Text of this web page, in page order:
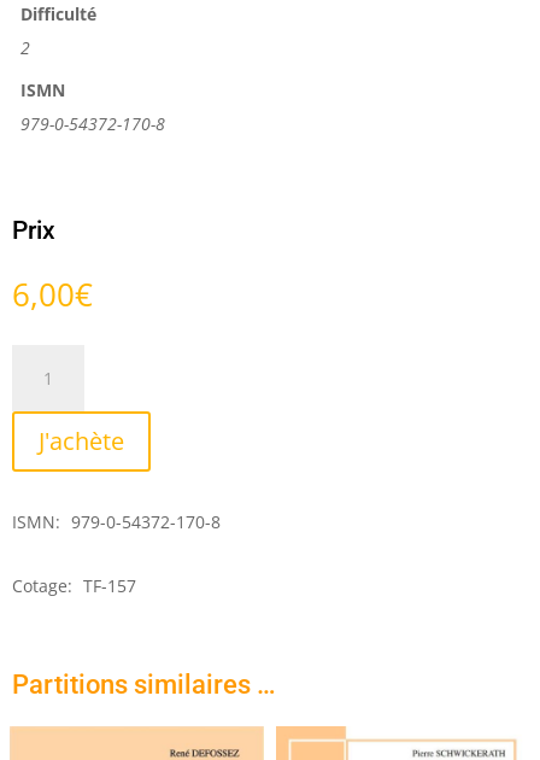
Difficulté
2
ISMN
979-0-54372-170-8
Prix
6,00€
Pititès
FleûrsJ'achète
ISMN: 979-0-54372-170-8
Cotage: TF-157
Partitions similaires …